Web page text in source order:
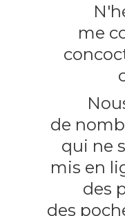
me
de
qui ne
mis en
des
des